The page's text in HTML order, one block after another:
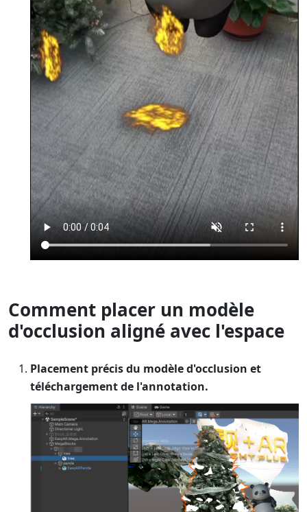
Comment placer un modèle
d'occlusion aligné avec l'espace
Placement précis du modèle d'occlusion et
téléchargement de l'annotation.